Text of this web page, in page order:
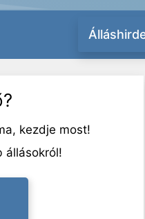
kezdje most!
állásokról!